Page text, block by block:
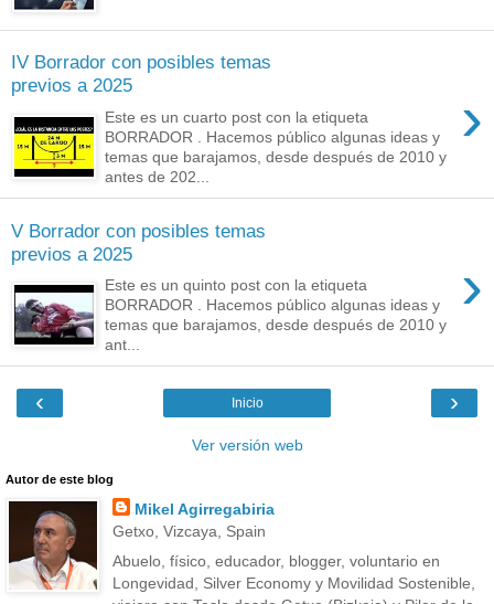
IV Borrador con posibles temas
previos a 2025
›
Este es un cuarto post con la etiqueta
BORRADOR . Hacemos público algunas ideas y
temas que barajamos, desde después de 2010 y
antes de 202...
V Borrador con posibles temas
previos a 2025
›
Este es un quinto post con la etiqueta
BORRADOR . Hacemos público algunas ideas y
temas que barajamos, desde después de 2010 y
ant...
‹ ›
Inicio
Ver versión web
Autor de este blog
Mikel Agirregabiria
Getxo, Vizcaya, Spain
Abuelo, físico, educador, blogger, voluntario en
Longevidad, Silver Economy y Movilidad Sostenible,